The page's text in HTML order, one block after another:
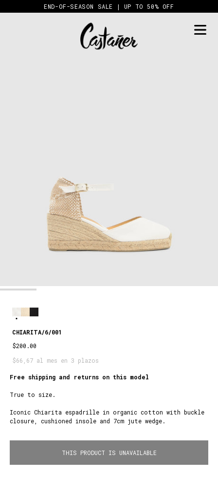
to
END-OF-SEASON SALE | UP TO 50% OFF
CHIARITA/6/001
$200.00
$66,67 al mes en 3 plazos
Free shipping and returns on this model
True to size.
Iconic Chiarita espadrille in organic cotton with buckle
closure, cushioned insole and 7cm jute wedge.
THIS PRODUCT IS UNAVAILABLE